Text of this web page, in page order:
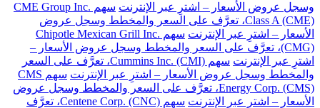
وسجل عروض الأسعار – اشترِ عبر الإنترنت
سهم CME Group Inc.
Class A (CME)، تعرَّف على السعر والمخطط وسجل عروض
الأسعار – اشترِ عبر الإنترنت
سهم Chipotle Mexican Grill Inc.
(CMG)، تعرَّف على السعر والمخطط وسجل عروض الأسعار –
اشترِ عبر الإنترنت
سهم Cummins Inc. (CMI)، تعرَّف على السعر
والمخطط وسجل عروض الأسعار – اشترِ عبر الإنترنت
سهم CMS
Energy Corp. (CMS)، تعرَّف على السعر والمخطط وسجل عروض
الأسعار – اشترِ عبر الإنترنت
سهم Centene Corp. (CNC)، تعرَّف